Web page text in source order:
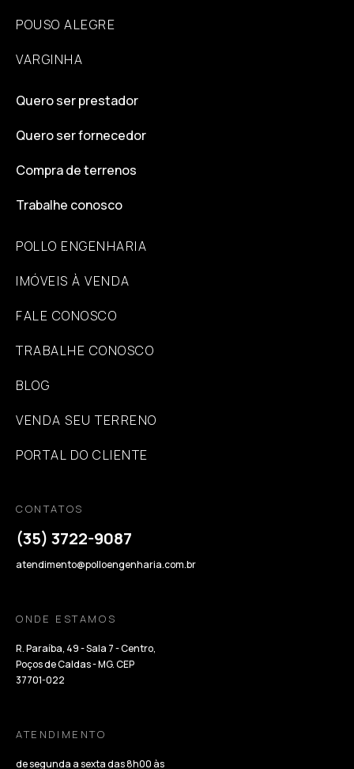
POLLO ENGENHARIA
IMÓVEIS À VENDA
FALE CONOSCO
TRABALHE CONOSCO
BLOG
VENDA SEU TERRENO
PORTAL DO CLIENTE
POUSO ALEGRE
VARGINHA
Quero ser prestador
Quero ser fornecedor
Compra de terrenos
Trabalhe conosco
CONTATOS
(35) 3722-9087
atendimento@polloengenharia.com.br
ONDE ESTAMOS
R. Paraíba, 49 - Sala 7 - Centro,
Poços de Caldas - MG. CEP
37701-022
ATENDIMENTO
de segunda a sexta das 8h00 às